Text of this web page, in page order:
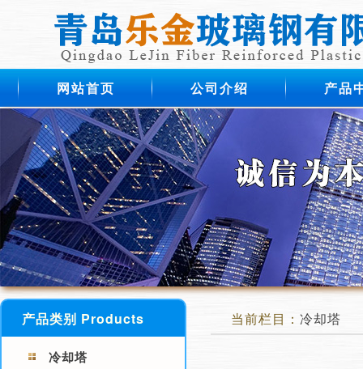
网站首页 公司介绍 产品
产品类别 Products
冷却塔
当前栏目： 冷却塔